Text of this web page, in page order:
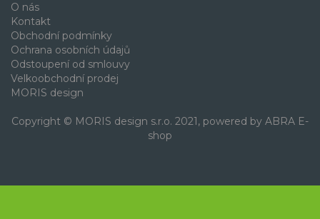
O nás
Kontakt
Obchodní podmínky
Ochrana osobních údajů
Odstoupení od smlouvy
Velkoobchodní prodej
MORIS design
Copyright © MORIS design s.r.o. 2021, powered by ABRA E-
shop